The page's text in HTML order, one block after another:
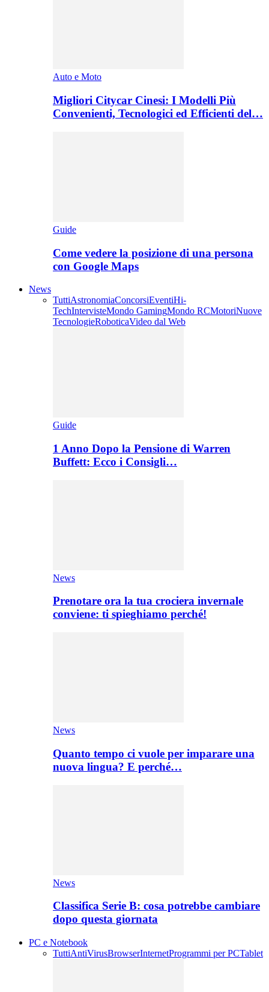
Auto e Moto
Migliori Citycar Cinesi: I Modelli Più
Convenienti, Tecnologici ed Efficienti del…
Guide
Come vedere la posizione di una persona
con Google Maps
News
TuttiAstronomiaConcorsiEventiHi-
TechIntervisteMondo GamingMondo RCMotoriNuove
TecnologieRoboticaVideo dal Web
Guide
1 Anno Dopo la Pensione di Warren
Buffett: Ecco i Consigli…
News
Prenotare ora la tua crociera invernale
conviene: ti spieghiamo perché!
News
Quanto tempo ci vuole per imparare una
nuova lingua? E perché…
News
Classifica Serie B: cosa potrebbe cambiare
dopo questa giornata
PC e Notebook
TuttiAntiVirusBrowserInternetProgrammi per PCTablet